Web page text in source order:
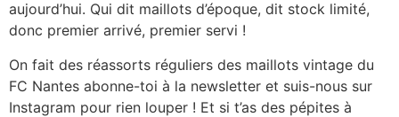
aujourd’hui. Qui dit maillots d’époque, dit stock limité,
donc premier arrivé, premier servi !
On fait des réassorts réguliers des maillots vintage du
FC Nantes abonne-toi à la newsletter et suis-nous sur
Instagram pour rien louper ! Et si t’as des pépites à